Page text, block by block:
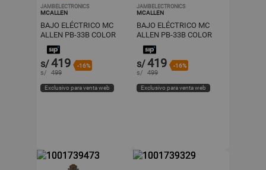
JAMBELECTRONICS
MCALLEN
BAJO ELÉCTRICO MC
ALLEN PB-33B COLOR
NATURAL
s/419 -16%
s/ 499
Exclusivo para venta web
JAMBELECTRONICS
MCALLEN
BAJO ELÉCTRICO MC
ALLEN PB-33B COLOR
SUNBURST
s/419 -16%
s/ 499
Exclusivo para venta web